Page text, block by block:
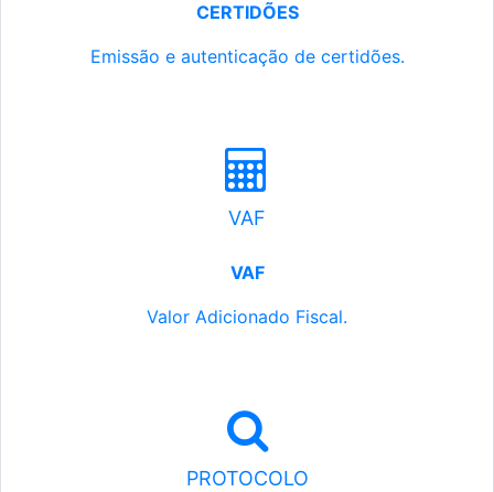
CERTIDÕES
Emissão e autenticação de certidões.
VAF
VAF
Valor Adicionado Fiscal.
PROTOCOLO